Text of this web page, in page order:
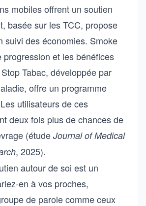
mobiles offrent un soutien
basée sur les TCC, propose
suivi des économies. Smoke
progression et les bénéfices
Tabac, développée par
offre un programme
utilisateurs de ces
deux fois plus de chances de
(étude Journal of Medical
, 2025).
autour de soi est un
en à vos proches,
de parole comme ceux